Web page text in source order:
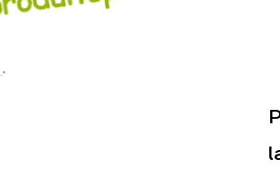
Espace